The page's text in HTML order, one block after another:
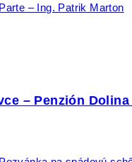
– Penzión Dolina